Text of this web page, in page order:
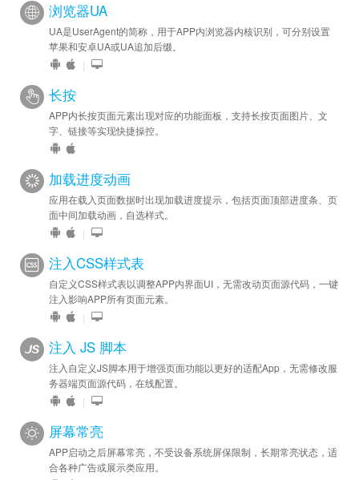
浏览器UA
UA是UserAgent的简称，用于APP内浏览器内核识别，可分别设置
苹果和安卓UA或UA追加后缀。
|
长按
APP内长按页面元素出现对应的功能面板，支持长按页面图片、文
字、链接等实现快捷操控。
加载进度动画
应用在载入页面数据时出现加载进度提示，包括页面顶部进度条、页
面中间加载动画，自选样式。
|
注入CSS样式表
自定义CSS样式表以调整APP内界面UI，无需改动页面源代码，一键
注入影响APP所有页面元素。
|
注入 JS 脚本
注入自定义JS脚本用于增强页面功能以更好的适配App，无需修改服
务器端页面源代码，在线配置。
|
屏幕常亮
APP启动之后屏幕常亮，不受设备系统屏保限制，长期常亮状态，适
合各种广告或展示类应用。